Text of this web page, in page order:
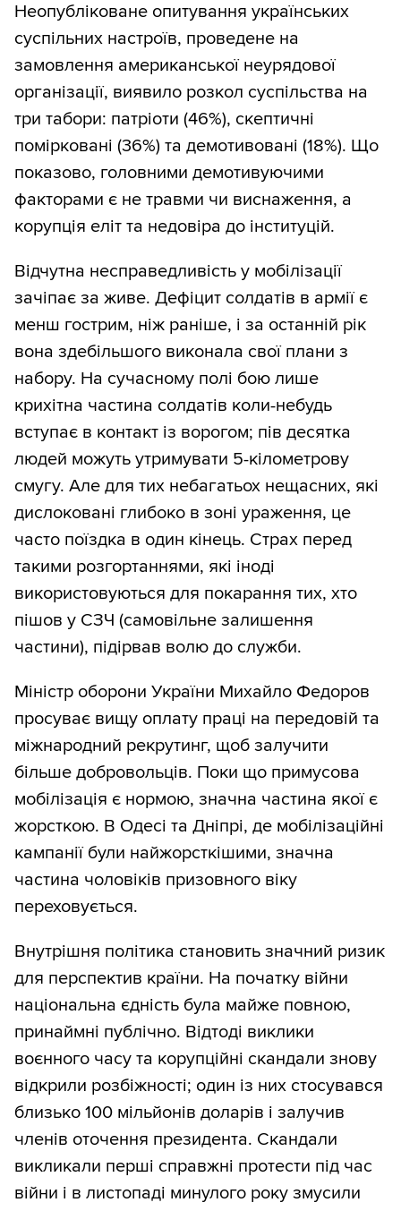
Неопубліковане опитування українських
суспільних настроїв, проведене на
замовлення американської неурядової
організації, виявило розкол суспільства на
три табори: патріоти (46%), скептичні
помірковані (36%) та демотивовані (18%). Що
показово, головними демотивуючими
факторами є не травми чи виснаження, а
корупція еліт та недовіра до інституцій.
Відчутна несправедливість у мобілізації
зачіпає за живе. Дефіцит солдатів в армії є
менш гострим, ніж раніше, і за останній рік
вона здебільшого виконала свої плани з
набору. На сучасному полі бою лише
крихітна частина солдатів коли-небудь
вступає в контакт із ворогом; пів десятка
людей можуть утримувати 5-кілометрову
смугу. Але для тих небагатьох нещасних, які
дислоковані глибоко в зоні ураження, це
часто поїздка в один кінець. Страх перед
такими розгортаннями, які іноді
використовуються для покарання тих, хто
пішов у СЗЧ (самовільне залишення
частини), підірвав волю до служби.
Міністр оборони України Михайло Федоров
просуває вищу оплату праці на передовій та
міжнародний рекрутинг, щоб залучити
більше добровольців. Поки що примусова
мобілізація є нормою, значна частина якої є
жорсткою. В Одесі та Дніпрі, де мобілізаційні
кампанії були найжорсткішими, значна
частина чоловіків призовного віку
переховується.
Внутрішня політика становить значний ризик
для перспектив країни. На початку війни
національна єдність була майже повною,
принаймні публічно. Відтоді виклики
воєнного часу та корупційні скандали знову
відкрили розбіжності; один із них стосувався
близько 100 мільйонів доларів і залучив
членів оточення президента. Скандали
викликали перші справжні протести під час
війни і в листопаді минулого року змусили